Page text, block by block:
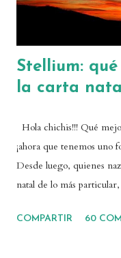
Stellium:
la carta
Hola chichis!!! Qué
¡ahora que tenemos uno
Desde luego, quienes
natal de lo más
vuestra carta tenéis una
COMPARTIR 60